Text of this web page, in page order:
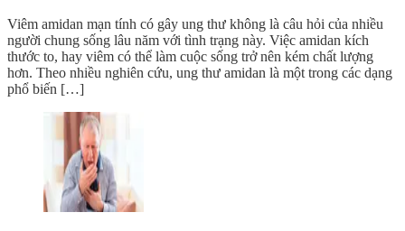
Viêm amidan mạn tính có gây ung thư không là câu hỏi của nhiều
người chung sống lâu năm với tình trạng này. Việc amidan kích
thước to, hay viêm có thể làm cuộc sống trở nên kém chất lượng
hơn. Theo nhiều nghiên cứu, ung thư amidan là một trong các dạng
phổ biến […]